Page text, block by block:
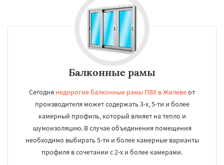
Балконные рамы
Сегодня недорогие балконные рамы ПВХ в Жилевеот
производителя может содержать 3-х, 5-ти и более
камерный профиль, который влияет на тепло и
шумоизоляцию. В случае объединения помещения
необходимо выбирать 5-ти и более камерные варианты
профиля в сочетании с 2-х и более камерами.